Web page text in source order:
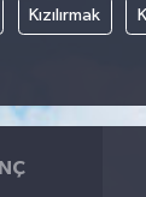
Kızılırmak